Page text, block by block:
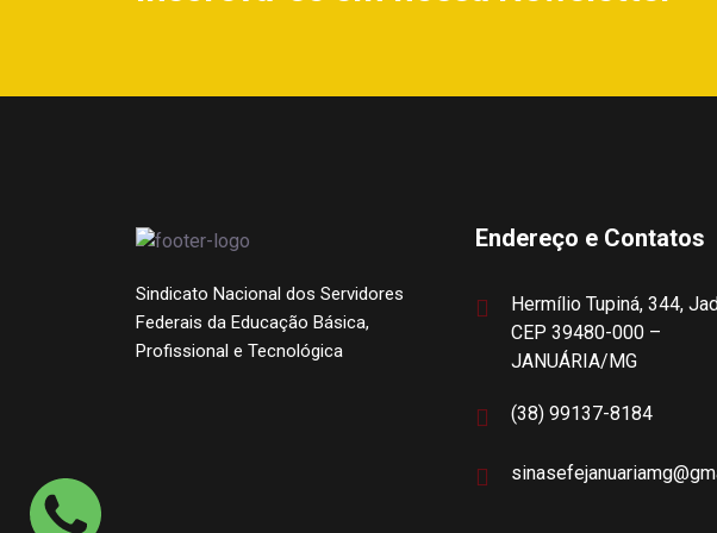
Sindicato Nacional dos Servidores
Federais da Educação Básica,
Profissional e Tecnológica
Endereço e Contatos
Hermílio Tupiná, 344,
CEP 39480-000 –
JANUÁRIA/MG
(38) 99137-8184